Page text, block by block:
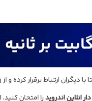
دیگران ارتباط برقرار کرده و
انلاین اندرویدرا امتحان